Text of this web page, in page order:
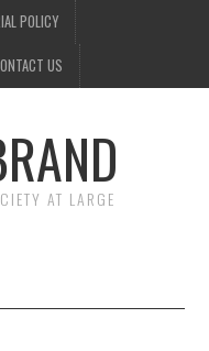
POLICY
US
AT LARGE